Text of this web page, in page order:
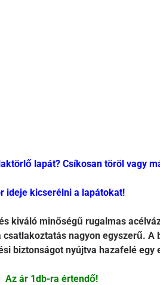
lapát? Csíkosan töröl vagy
ideje kicserélni a lapátokat!
kiváló minőségű rugalmas
nagyon egyszerű.
biztonságot nyújtva hazafelé egy
Az ár 1db-ra értendő!